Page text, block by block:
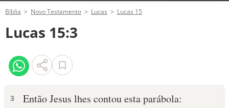
ANTIGO TESTAMENTO
NOVO TESTAMENTO
VERSÍCULOS
Bíblia Novo Testamento Lucas Lucas 15
Lucas 15:3
3 Então Jesus lhes contou esta parábola: